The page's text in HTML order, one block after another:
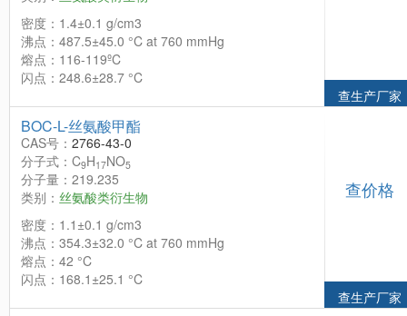
密度：1.4±0.1 g/cm3
沸点：487.5±45.0 °C at 760 mmHg
熔点：116-119ºC
闪点：248.6±28.7 °C
查生产厂家
BOC-L-丝氨酸甲酯
CAS号： 2766-43-0
分子式：C9H17NO5
分子量：219.235
类别： 丝氨酸类衍生物
密度：1.1±0.1 g/cm3
沸点：354.3±32.0 °C at 760 mmHg
熔点：42 °C
闪点：168.1±25.1 °C
查价格
查生产厂家